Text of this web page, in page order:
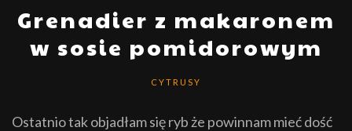
Grenadier z makaronem
w sosie pomidorowym
CYTRUSY
Ostatnio tak objadłam się ryb że powinnam mieć dość